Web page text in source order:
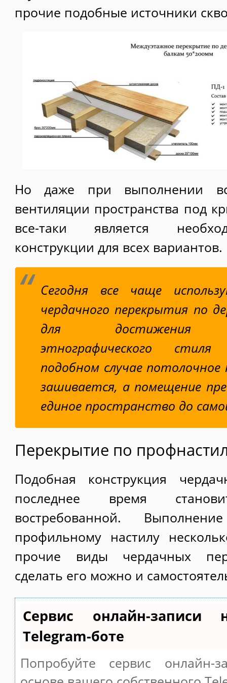
прочие подобные источники
Но даже при выполнении
вентиляции пространства под
все-таки является
конструкции для всех вариантов.
Сегодня все чаще
чердачного перекрытия по
для достижения
этнографического
подобном случае
зашивается, а помещение
единое пространство до
Перекрытие по
Подобная конструкция
последнее время
востребованной.
профильному настилу
прочие виды чердачных
сделать его можно и
Сервис онлайн-записи
Telegram-боте
Попробуйте сервис онлайн-